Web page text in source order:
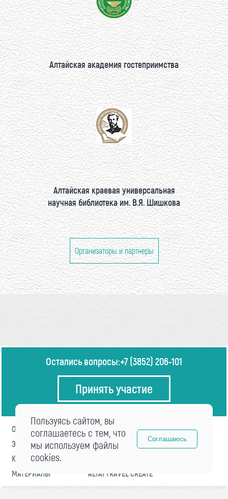
Алтайская академия гостеприимства
Алтайская краевая универсальная
научная библиотека им. В.Я. Шишкова
Организаторы и партнеры
Остались вопросы:+7 (3852) 206-101
Принять участие
О ФОРУМЕ
ПРОГРАММА
ЭКСПЕРТЫ
НОВОСТИ
КОНТАКТЫ
МАТЕРИАЛЫ
ALTAI TRAVEL CREATE
Пользуясь сайтом, вы
соглашаетесь с тем, что
мы используем файлы
cookies.
Соглашаюсь